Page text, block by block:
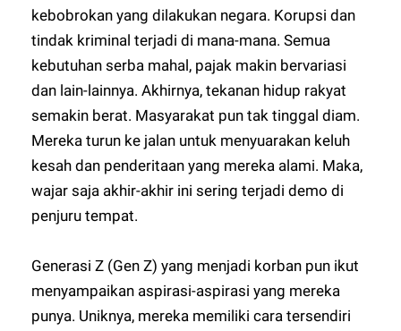
kebobrokan yang dilakukan negara. Korupsi dan
tindak kriminal terjadi di mana-mana. Semua
kebutuhan serba mahal, pajak makin bervariasi
dan lain-lainnya. Akhirnya, tekanan hidup rakyat
semakin berat. Masyarakat pun tak tinggal diam.
Mereka turun ke jalan untuk menyuarakan keluh
kesah dan penderitaan yang mereka alami. Maka,
wajar saja akhir-akhir ini sering terjadi demo di
penjuru tempat.
Generasi Z (Gen Z) yang menjadi korban pun ikut
menyampaikan aspirasi-aspirasi yang mereka
punya. Uniknya, mereka memiliki cara tersendiri